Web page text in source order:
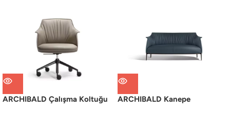
ARCHIBALD Çalışma Koltuğu ARCHIBALD Kanepe